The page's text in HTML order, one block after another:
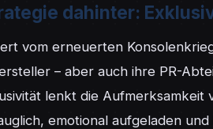
dahinter:
vom erneuerten
– aber auch ihre PR-
lenkt die Aufmerksamkeit
emotional aufgeladen